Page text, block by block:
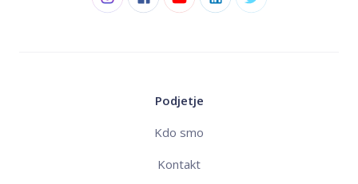
Podjetje
Kdo smo
Kontakt